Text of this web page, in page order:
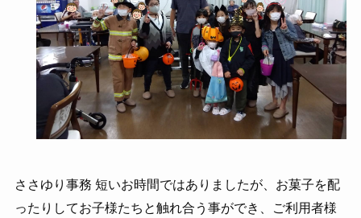
ささゆり事務 短いお時間ではありましたが、お菓子を配
ったりしてお子様たちと触れ合う事ができ、ご利用者様